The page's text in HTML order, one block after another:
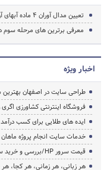
تعیین مدال آوران 4 ماده آبهای آرام المپیک
معرفی برترین های مرحله سوم
اخبار ویژه
طراحی سایت در اصفهان بهترین
فروشگاه اینترنتی کشاورزی اگری
ایده های طلایی برای کسب درآمد
خدمات سایت انجام پروژه ماهان
قیمت سرور HP/بررسی و خرید سرور اچ پی
هر زبانی، هر زمانی، هر کجا، هر